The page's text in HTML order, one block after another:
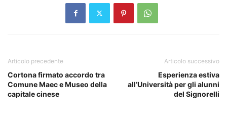
Articolo precedente
Cortona firmato accordo tra
Comune Maec e Museo della
capitale cinese
Articolo successivo
Esperienza estiva
all’Università per gli alunni
del Signorelli